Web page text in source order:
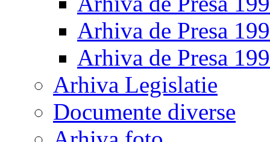
Arhiva de Presa
Arhiva de Presa
Arhiva Legislatie
Documente diverse